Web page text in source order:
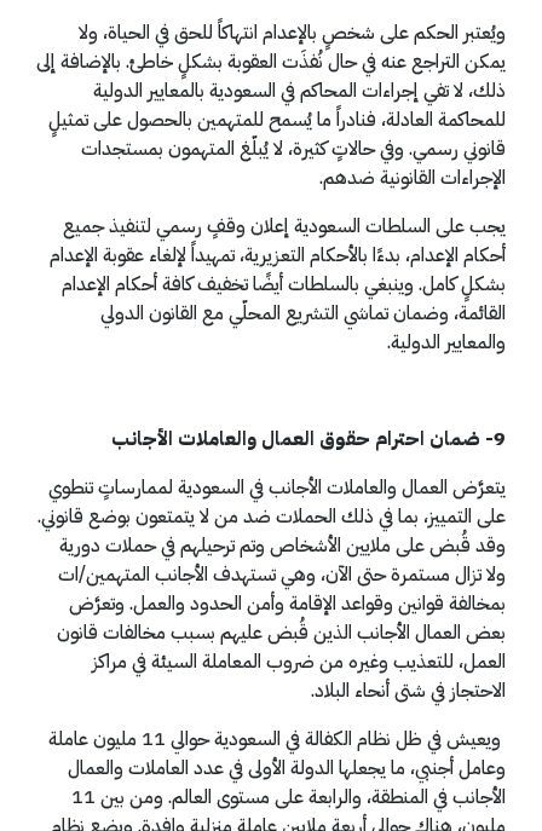
ويُعتبر الحكم على شخصٍ بالإعدام انتهاكاً للحق في الحياة، ولا
يمكن التراجع عنه في حال نُفذَت العقوبة بشكلٍ خاطئ. بالإضافة إلى
ذلك، لا تفي إجراءات المحاكم في السعودية بالمعايير الدولية
للمحاكمة العادلة، فنادراً ما يُسمح للمتهمين بالحصول على تمثيلٍ
قانوني رسمي. وفي حالاتٍ كثيرة، لا يُبلّغ المتهمون بمستجدات
الإجراءات القانونية ضدهم.
يجب على السلطات السعودية إعلان وقفٍ رسمي لتنفيذ جميع
أحكام الإعدام، بدءًا بالأحكام التعزيرية، تمهيداً لإلغاء عقوبة الإعدام
بشكلٍ كامل. وينبغي بالسلطات أيضًا تخفيف كافة أحكام الإعدام
القائمة، وضمان تماشي التشريع المحلّي مع القانون الدولي
والمعايير الدولية.
9- ضمان احترام حقوق العمال والعاملات الأجانب
يتعرَّض العمال والعاملات الأجانب في السعودية لممارساتٍ تنطوي
على التمييز، بما في ذلك الحملات ضد من لا يتمتعون بوضع قانوني.
وقد قُبض على ملايين الأشخاص وتم ترحيلهم في حملات دورية
ولا تزال مستمرة حتى الآن، وهي تستهدف الأجانب المتهمين/ات
بمخالفة قوانين وقواعد الإقامة وأمن الحدود والعمل. وتعرَّض
بعض العمال الأجانب الذين قُبض عليهم بسبب مخالفات قانون
العمل، للتعذيب وغيره من ضروب المعاملة السيئة في مراكز
الاحتجاز في شتى أنحاء البلاد.
ويعيش في ظل نظام الكفالة في السعودية حوالي 11 مليون عاملة
وعامل أجنبي، ما يجعلها الدولة الأولى في عدد العاملات والعمال
الأجانب في المنطقة، والرابعة على مستوى العالم. ومن بين 11